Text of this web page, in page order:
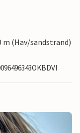
(Hav/sandstrand)